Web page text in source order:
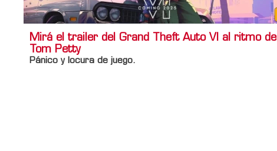
Mirá el trailer del Grand Theft Auto VI al ritmo de
Tom Petty
Pánico y locura de juego.